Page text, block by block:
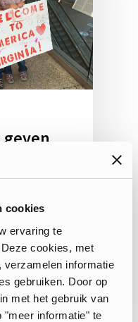
cookies
ervaring te
cookies, met
verzamelen informatie
gebruiken. Door op
met het gebruik van
"meer informatie" te
naar
of een